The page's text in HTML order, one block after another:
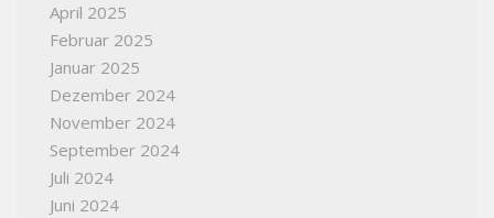
April 2025
Februar 2025
Januar 2025
Dezember 2024
November 2024
September 2024
Juli 2024
Juni 2024